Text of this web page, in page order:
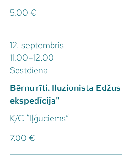
5.00 €
12. septembris
11.00–12.00
Sestdiena
Bērnu rīti. Iluzionista
ekspedīcija"
K/C “Iļģuciems”
7.00 €